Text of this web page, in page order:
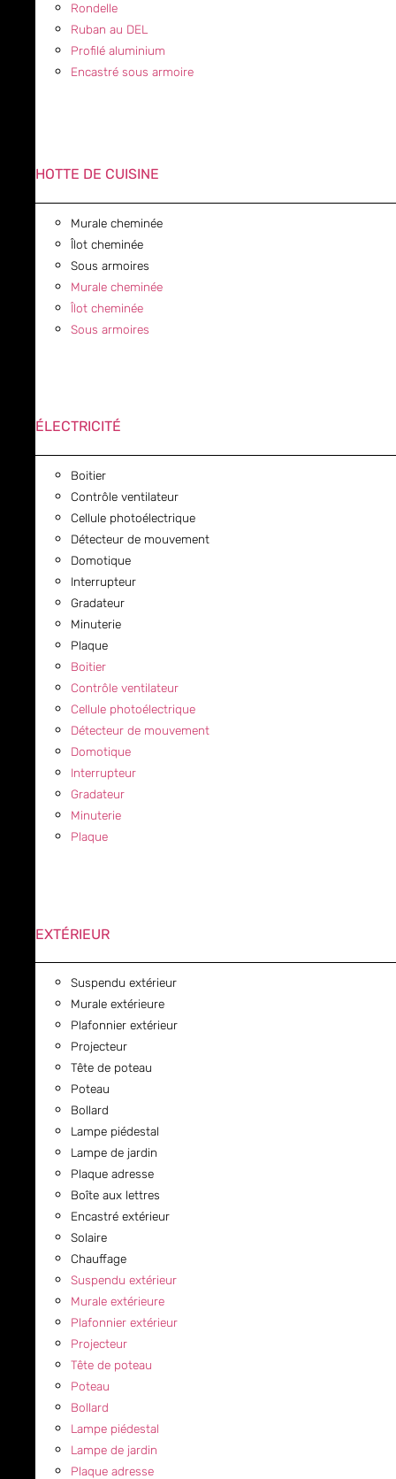
Rondelle
Ruban au DEL
Profilé aluminium
Encastré sous armoire
HOTTE DE CUISINE
Murale cheminée
Îlot cheminée
Sous armoires
Murale cheminée
Îlot cheminée
Sous armoires
ÉLECTRICITÉ
Boitier
Contrôle ventilateur
Cellule photoélectrique
Détecteur de mouvement
Domotique
Interrupteur
Gradateur
Minuterie
Plaque
Boitier
Contrôle ventilateur
Cellule photoélectrique
Détecteur de mouvement
Domotique
Interrupteur
Gradateur
Minuterie
Plaque
EXTÉRIEUR
Suspendu extérieur
Murale extérieure
Plafonnier extérieur
Projecteur
Tête de poteau
Poteau
Bollard
Lampe piédestal
Lampe de jardin
Plaque adresse
Boîte aux lettres
Encastré extérieur
Solaire
Chauffage
Suspendu extérieur
Murale extérieure
Plafonnier extérieur
Projecteur
Tête de poteau
Poteau
Bollard
Lampe piédestal
Lampe de jardin
Plaque adresse